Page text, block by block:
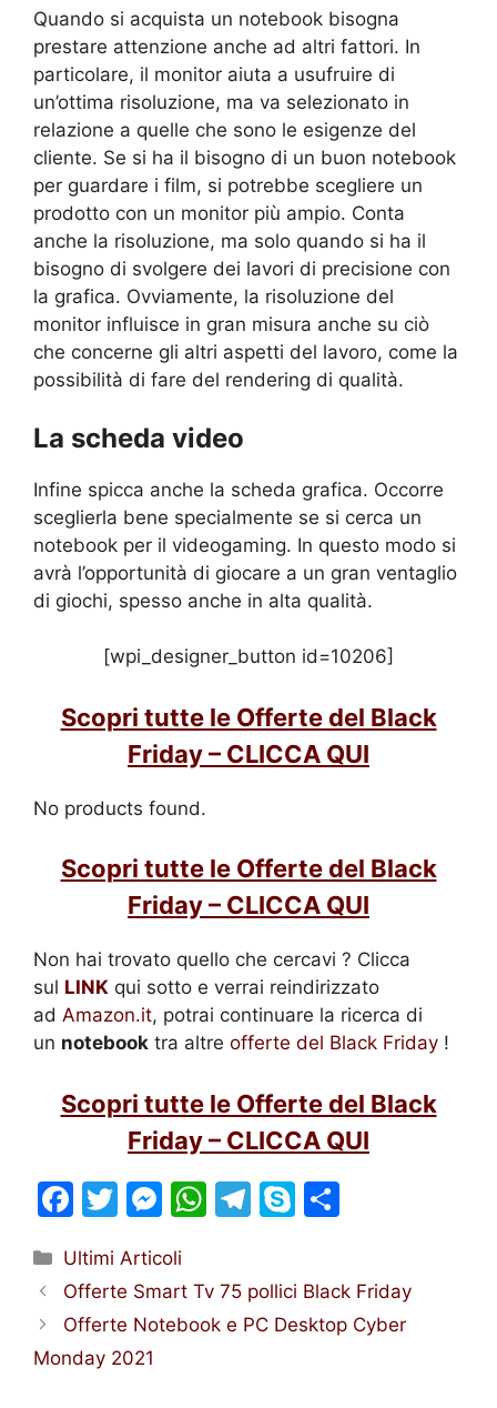
Quando si acquista un notebook bisogna
prestare attenzione anche ad altri fattori. In
particolare, il monitor aiuta a usufruire di
un’ottima risoluzione, ma va selezionato in
relazione a quelle che sono le esigenze del
cliente. Se si ha il bisogno di un buon notebook
per guardare i film, si potrebbe scegliere un
prodotto con un monitor più ampio. Conta
anche la risoluzione, ma solo quando si ha il
bisogno di svolgere dei lavori di precisione con
la grafica. Ovviamente, la risoluzione del
monitor influisce in gran misura anche su ciò
che concerne gli altri aspetti del lavoro, come la
possibilità di fare del rendering di qualità.
La scheda video
Infine spicca anche la scheda grafica. Occorre
sceglierla bene specialmente se si cerca un
notebook per il videogaming. In questo modo si
avrà l’opportunità di giocare a un gran ventaglio
di giochi, spesso anche in alta qualità.
[wpi_designer_button id=10206]
Scopri tutte le Offerte del Black
Friday – CLICCA QUI
No products found.
Scopri tutte le Offerte del Black
Friday – CLICCA QUI
Non hai trovato quello che cercavi ? Clicca
sul LINK qui sotto e verrai reindirizzato
ad Amazon.it, potrai continuare la ricerca di
un notebook tra altre offerte del Black Friday !
Scopri tutte le Offerte del Black
Friday – CLICCA QUI
F
c
e
b
o
T
itt
er
M
s
s
e
W
s
A
T
gr
a
S
p
e
e
Categorie
Ultimi Articoli
Offerte Smart Tv 75 pollici Black Friday
Offerte Notebook e PC Desktop Cyber
Monday 2021